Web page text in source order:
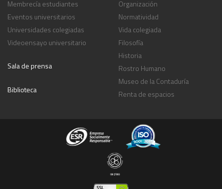
Membrecía estudiantes
Eventos universitarios
Universidades colegiadas
Videoensayo universitario
Sala de prensa
Biblioteca
Organización
Normatividad
Vida colegiada
Filosofía
Historia
Rostro Humano
Museo de la Contaduría
Renta de espacios